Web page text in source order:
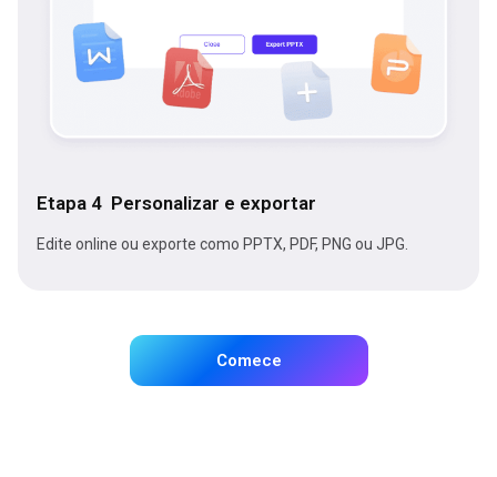
Etapa 4 Personalizar e exportar
Edite online ou exporte como PPTX, PDF, PNG ou JPG.
Comece